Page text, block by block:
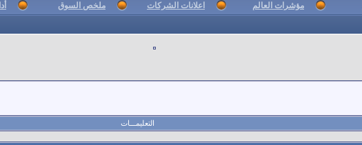
مؤشرات العالم اعلانات الشركات ملخص السوق
التعليمـــات